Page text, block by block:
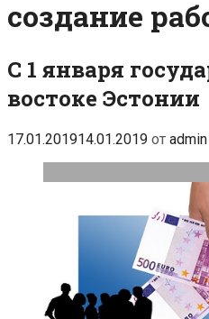
создание
С 1 января
востоке Эстонии
17.01.201914.01.2019 от admin